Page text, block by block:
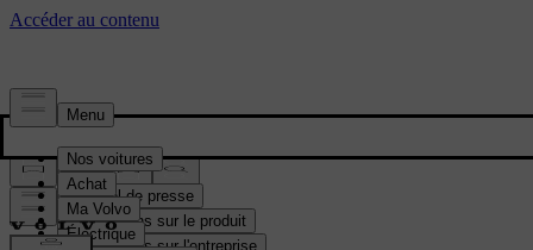
Média & Presse
Matériel de presse
Informations sur le produit
Informations sur l'entreprise